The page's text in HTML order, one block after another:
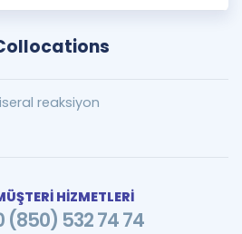
reaksiyon
HİZMETLERİ
(850) 532 74 74